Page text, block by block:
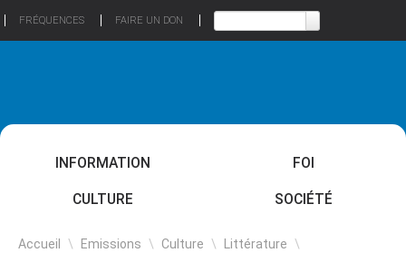
FRÉQUENCES FAIRE UN DON
INFORMATION FOI
CULTURE SOCIÉTÉ
Accueil \ Emissions \ Culture \ Littérature \